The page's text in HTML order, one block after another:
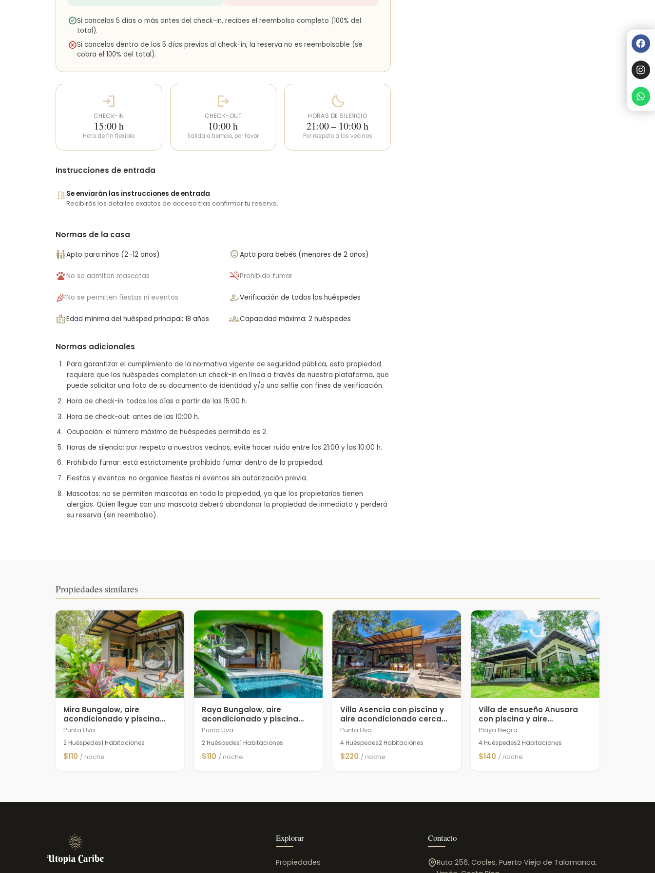
check_circleSi cancelas 5 días o más antes del check-in, recibes el reembolso completo (100% del
total).
cancelSi cancelas dentro de los 5 días previos al check-in, la reserva no es reembolsable (se
cobra el 100% del total).
login
CHECK-IN
15:00 h
Hora de fin flexible
logout
CHECK-OUT
10:00 h
Salida a tiempo, por favor
bedtime
HORAS DE SILENCIO
21:00 – 10:00 h
Por respeto a los vecinos
Instrucciones de entrada
meeting_roomSe enviarán las instrucciones de entrada
Recibirás los detalles exactos de acceso tras confirmar tu reserva.
Normas de la casa
family_restroomApto para niños (2–12 años) child_careApto para bebés (menores de 2 años)
petsNo se admiten mascotas smoke_freeProhibido fumar
celebrationNo se permiten fiestas ni eventos how_to_regVerificación de todos los huéspedes
badgeEdad mínima del huésped principal: 18 años groupsCapacidad máxima: 2 huéspedes
Normas adicionales
Para garantizar el cumplimiento de la normativa vigente de seguridad pública, esta propiedad
requiere que los huéspedes completen un check-in en línea a través de nuestra plataforma, que
puede solicitar una foto de su documento de identidad y/o una selfie con fines de verificación.
Hora de check-in: todos los días a partir de las 15:00 h.
Hora de check-out: antes de las 10:00 h.
Ocupación: el número máximo de huéspedes permitido es 2.
Horas de silencio: por respeto a nuestros vecinos, evite hacer ruido entre las 21:00 y las 10:00 h.
Prohibido fumar: está estrictamente prohibido fumar dentro de la propiedad.
Fiestas y eventos: no organice fiestas ni eventos sin autorización previa.
Mascotas: no se permiten mascotas en toda la propiedad, ya que los propietarios tienen
alergias. Quien llegue con una mascota deberá abandonar la propiedad de inmediato y perderá
su reserva (sin reembolso).
Propiedades similares
Mira Bungalow, aire
acondicionado y piscina
privada cerca de Arrecife
Punta Uva
2 Huéspedes1 Habitaciones
$110 / noche
Raya Bungalow, aire
acondicionado y piscina
privada
Punta Uva
2 Huéspedes1 Habitaciones
$110 / noche
Villa Asencia con piscina y
aire acondicionado cerca
de la playa
Punta Uva
4 Huéspedes2 Habitaciones
$220 / noche
Villa de ensueño Anusara
con piscina y aire
acondicionado
Playa Negra
4 Huéspedes2 Habitaciones
$140 / noche
Explorar
Propiedades
Contacto
Ruta 256, Cocles, Puerto Viejo de Talamanca,